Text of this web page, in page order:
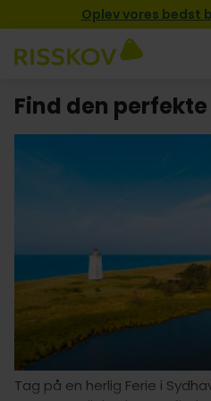
Oplev vores bedst
Tag på en herlig Ferie i